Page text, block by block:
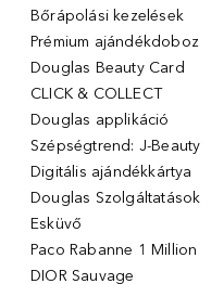
Bőrápolási kezelések
Prémium ajándékdoboz
Douglas Beauty Card
CLICK & COLLECT
Douglas applikáció
Szépségtrend: J-Beauty
Digitális ajándékkártya
Douglas Szolgáltatások
Esküvő
Paco Rabanne 1 Million
DIOR Sauvage